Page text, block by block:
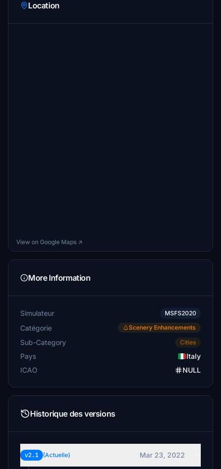
Location
View on Google Maps ↗
More Information
Simulateur MSFS2020
Catégorie Scenery Enhancements
Sub-Category Cities
Pays
Italy
ICAO
NULL
Historique des versions
v2.1 (Actuelle)
Mar 23, 2022